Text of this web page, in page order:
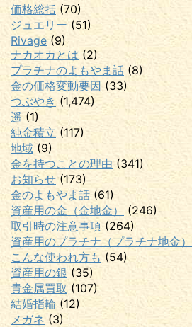
価格総括 (70)
ジュエリー (51)
Rivage (9)
ナカオカとは(2)
プラチナのよもやま話 (8)
金の価格変動要因 (33)
つぶやき (1,474)
遥 (1)
純金積立 (117)
地域 (9)
金を持つことの理由 (341)
お知らせ(173)
金のよもやま話 (61)
資産用の金（金地金）
(246)
取引時の注意事項 (264)
資産用のプラチナ（プラチナ地金）
こんな使われ方も (54)
資産用の銀 (35)
貴金属買取 (107)
結婚指輪 (12)
メガネ (3)